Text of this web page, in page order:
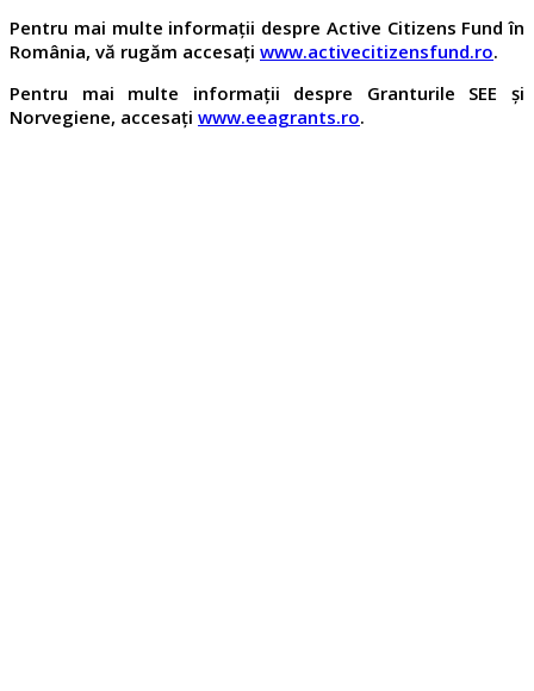
Pentru mai multe informații despre Active Citizens Fund în
România, vă rugăm accesați www.activecitizensfund.ro.
Pentru mai multe informații despre Granturile SEE și
Norvegiene, accesați www.eeagrants.ro.